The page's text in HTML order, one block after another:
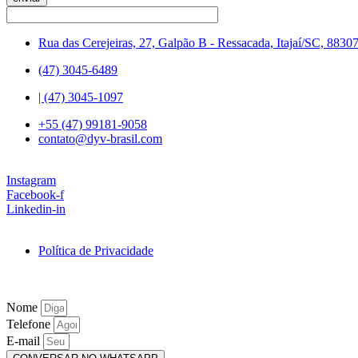
Rua das Cerejeiras, 27, Galpão B - Ressacada, Itajaí/SC,
(47) 3045-6489
| (47) 3045-1097
+55 (47) 99181-9058
contato@dyv-brasil.com
Instagram
Facebook-f
Linkedin-in
Política de Privacidade
Nome
Telefone
E-mail